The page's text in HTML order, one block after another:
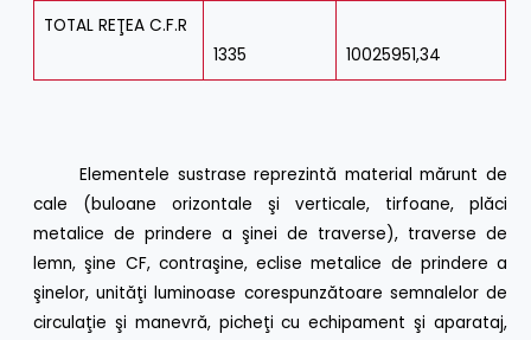
TOTAL REŢEA C.F.R
1335
10025951,34
Elementele sustrase reprezintă material mărunt de
cale (buloane orizontale şi verticale, tirfoane, plăci
metalice de prindere a şinei de traverse), traverse de
lemn, şine CF, contraşine, eclise metalice de prindere a
şinelor, unităţi luminoase corespunzătoare semnalelor de
circulaţie şi manevră, picheţi cu echipament şi aparataj,